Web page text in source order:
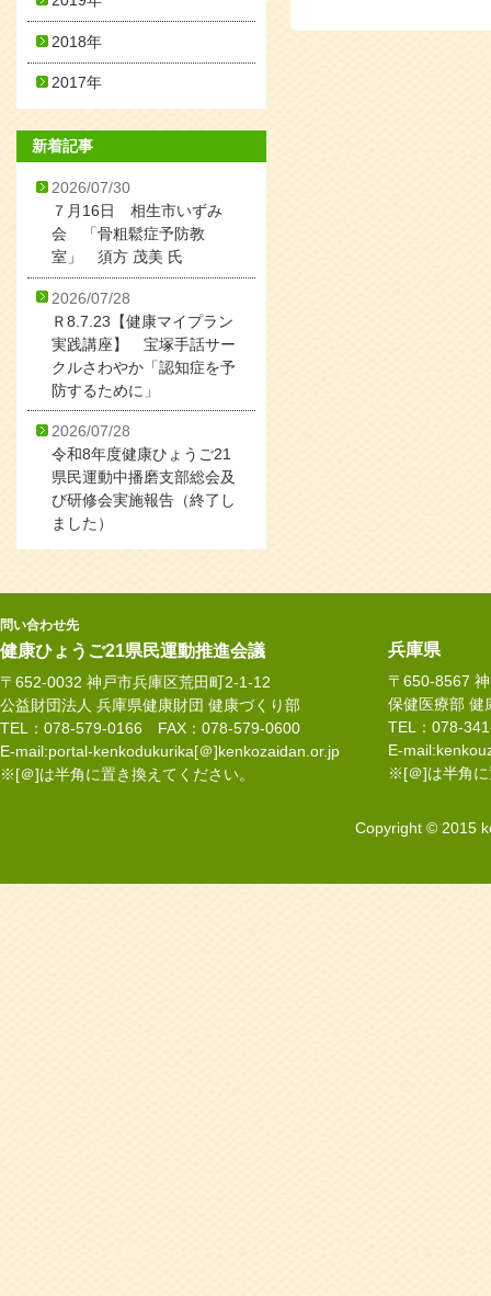
2018年
2017年
新着記事
2026/07/30
７月16日 相生市いずみ
会 「骨粗鬆症予防教
室」 須方 茂美 氏
2026/07/28
Ｒ8.7.23【健康マイプラン
実践講座】 宝塚手話サー
クルさわやか「認知症を予
防するために」
2026/07/28
令和8年度健康ひょうご21
県民運動中播磨支部総会及
び研修会実施報告（終了し
ました）
問い合わせ先
健康ひょうご21県民運動推進会議
〒652-0032 神戸市兵庫区荒田町2-1-12
公益財団法人 兵庫県健康財団 健康づくり部
TEL：078-579-0166 FAX：078-579-0600
E-mail:portal-kenkodukurika[＠]kenkozaidan.or.jp
※[＠]は半角に置き換えてください。
兵庫県
〒650-8567
保健医療部 健
TEL：078-
E-
※[＠]は半角に
Copyright © 2015